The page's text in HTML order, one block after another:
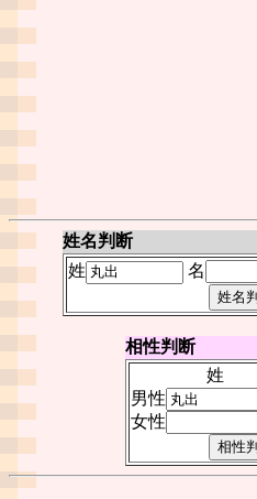
姓名判断
姓
名
相性判断
姓
男性
女性